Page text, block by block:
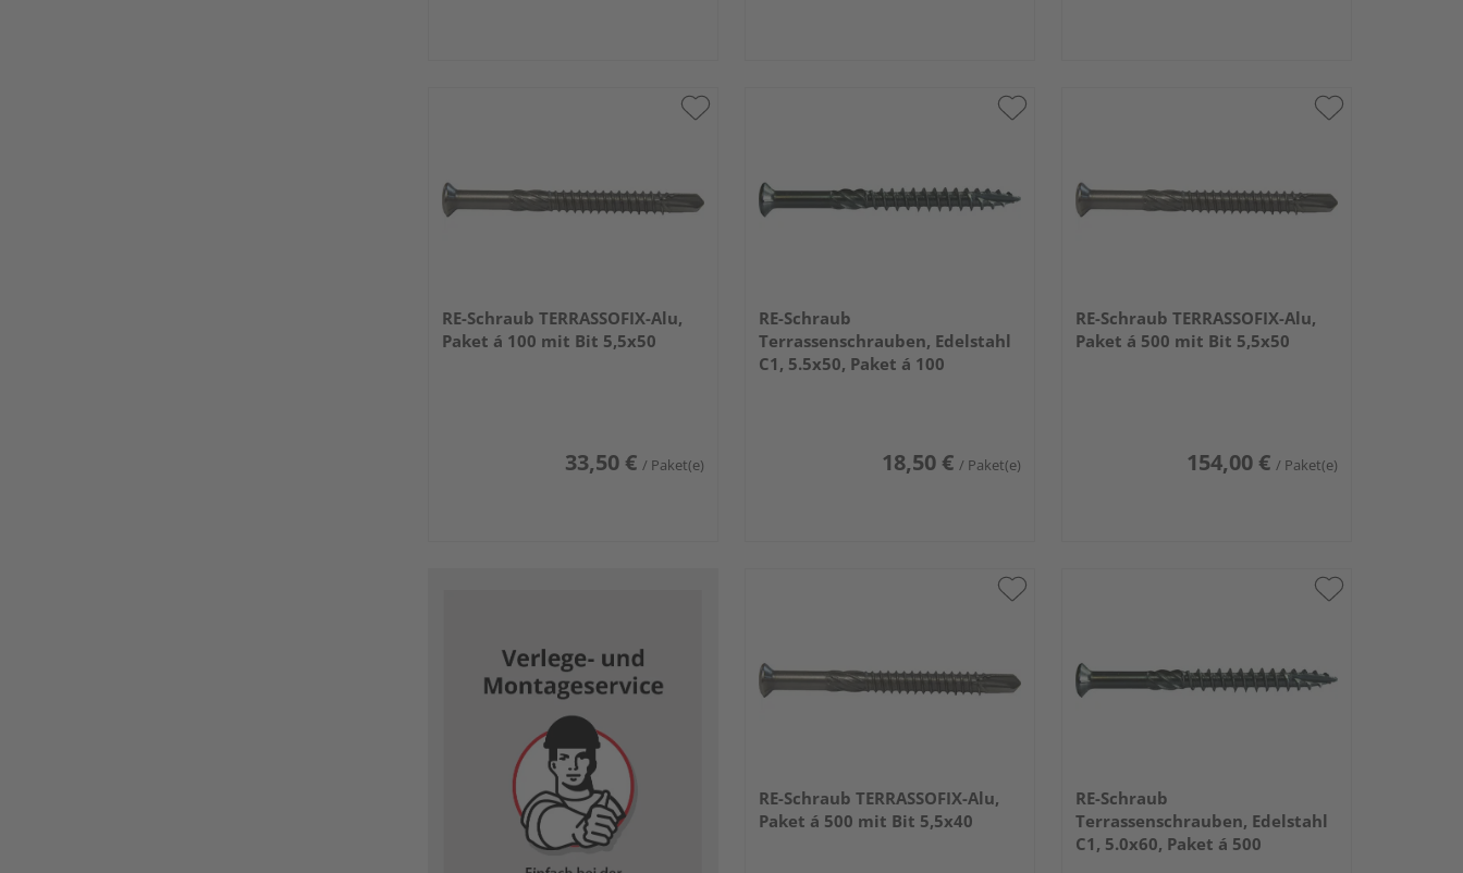
RE-Schraub TERRASSOFIX-Alu,
Paket á 100 mit Bit 5,5x50
33,50 € / Paket(e)
RE-Schraub
Terrassenschrauben, Edelstahl
C1, 5.5x50, Paket á 100
18,50 € / Paket(e)
RE-Schraub TERRASSOFIX-Alu,
Paket á 500 mit Bit 5,5x50
154,00 € / Paket(e)
RE-Schraub TERRASSOFIX-Alu,
Paket á 500 mit Bit 5,5x40
RE-Schraub
Terrassenschrauben, Edelstahl
C1, 5.0x60, Paket á 500